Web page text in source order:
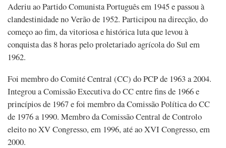
Aderiu ao Partido Comunista Português em 1945 e passou à
clandestinidade no Verão de 1952. Participou na direcção, do
começo ao fim, da vitoriosa e histórica luta que levou à
conquista das 8 horas pelo proletariado agrícola do Sul em
1962.
Foi membro do Comité Central (CC) do PCP de 1963 a 2004.
Integrou a Comissão Executiva do CC entre fins de 1966 e
princípios de 1967 e foi membro da Comissão Política do CC
de 1976 a 1990. Membro da Comissão Central de Controlo
eleito no XV Congresso, em 1996, até ao XVI Congresso, em
2000.